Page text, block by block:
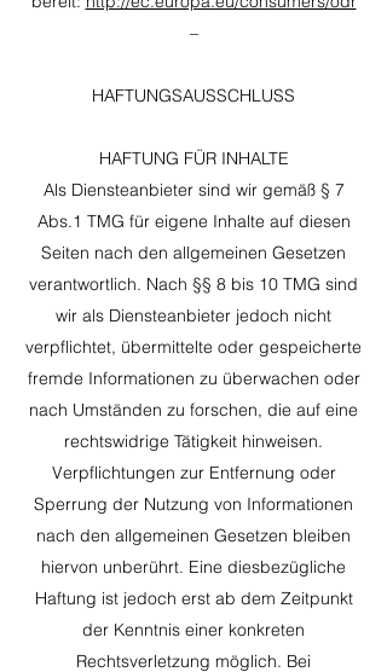
–
HAFTUNGSAUSSCHLUSS
HAFTUNG FÜR INHALTE
Als Diensteanbieter sind wir gemäß § 7
Abs.1 TMG für eigene Inhalte auf diesen
Seiten nach den allgemeinen Gesetzen
verantwortlich. Nach §§ 8 bis 10 TMG sind
wir als Diensteanbieter jedoch nicht
verpflichtet, übermittelte oder gespeicherte
fremde Informationen zu überwachen oder
nach Umständen zu forschen, die auf eine
rechtswidrige Tätigkeit hinweisen.
Verpflichtungen zur Entfernung oder
Sperrung der Nutzung von Informationen
nach den allgemeinen Gesetzen bleiben
hiervon unberührt. Eine diesbezügliche
Haftung ist jedoch erst ab dem Zeitpunkt
der Kenntnis einer konkreten
Rechtsverletzung möglich. Bei